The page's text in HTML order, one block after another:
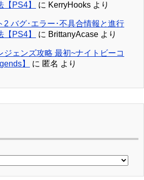
PS4】
に KerryHooks より
2 バグ･エラー･不具合情報と進行
PS4】
に BrittanyAcase より
ジェンズ攻略 最初~ナイトビーコ
】
に 匿名 より